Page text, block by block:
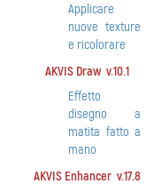
Applicare
nuove texture
e ricolorare
AKVIS Draw v.10.1
Effetto
disegno a
matita fatto a
mano
AKVIS Enhancer v.17.8